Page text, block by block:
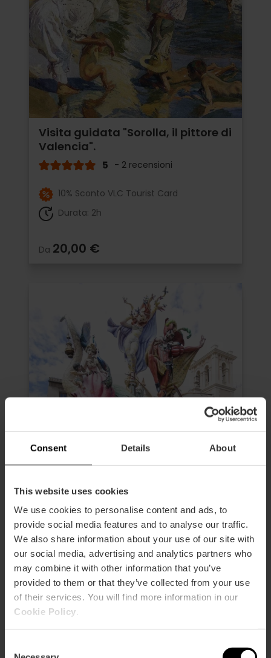
Consent Details About
This website uses cookies
We use cookies to personalise content and ads, to
provide social media features and to analyse our traffic.
We also share information about your use of our site with
our social media, advertising and analytics partners who
may combine it with other information that you’ve
provided to them or that they’ve collected from your use
of their services. You will find more information in our
Cookie Policy
Visita guidata "Sorolla, il pittore di
Valencia".
5 - 2 recensioni
10% Sconto VLC Tourist Card
Durata: 2h
Da 20,00 €
Visita guidata: le Fallas di
Valencia tutto l’anno
0 - 0 recensioni
Durata: 2h
Da35,00 €